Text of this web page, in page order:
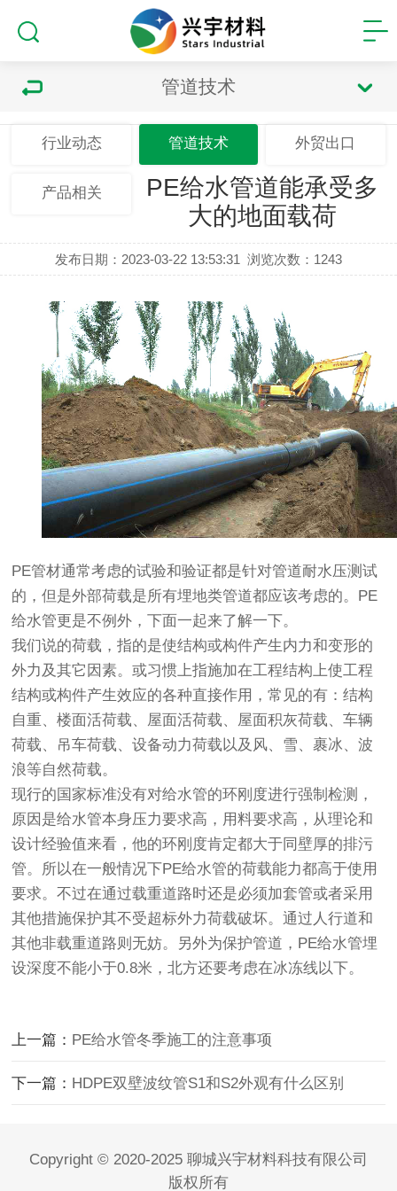
管道技术
行业动态 管道技术 外贸出口
产品相关
PE给水管道能承受多
大的地面载荷
发布日期：2023-03-22 13:53:31 浏览次数： 1243
PE管材通常考虑的试验和验证都是针对管道耐水压测试
的，但是外部荷载是所有埋地类管道都应该考虑的。PE
给水管更是不例外，下面一起来了解一下。
我们说的荷载，指的是使结构或构件产生内力和变形的
外力及其它因素。或习惯上指施加在工程结构上使工程
结构或构件产生效应的各种直接作用，常见的有：结构
自重、楼面活荷载、屋面活荷载、屋面积灰荷载、车辆
荷载、吊车荷载、设备动力荷载以及风、雪、裹冰、波
浪等自然荷载。
现行的国家标准没有对给水管的环刚度进行强制检测，
原因是给水管本身压力要求高，用料要求高，从理论和
设计经验值来看，他的环刚度肯定都大于同壁厚的排污
管。所以在一般情况下PE给水管的荷载能力都高于使用
要求。不过在通过载重道路时还是必须加套管或者采用
其他措施保护其不受超标外力荷载破坏。通过人行道和
其他非载重道路则无妨。另外为保护管道，PE给水管埋
设深度不能小于0.8米，北方还要考虑在冰冻线以下。
上一篇： PE给水管冬季施工的注意事项
下一篇： HDPE双壁波纹管S1和S2外观有什么区别
Copyright © 2020-2025 聊城兴宇材料科技有限公司
版权所有